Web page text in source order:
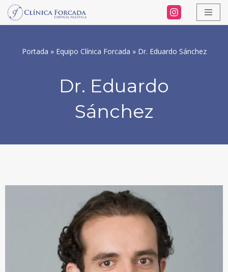
Saltar
contenido
Portada » Equipo Clínica Forcada » Dr. Eduardo Sánchez
Dr. Eduardo
Sánchez